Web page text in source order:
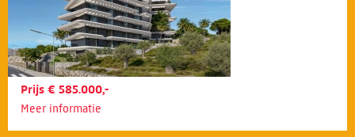
Prijs € 585.000,-
Meer informatie